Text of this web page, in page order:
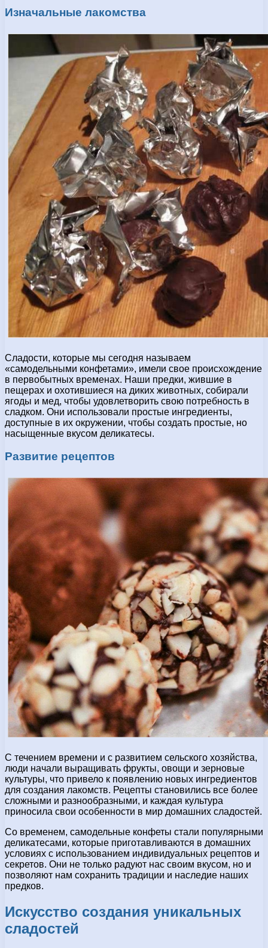
Изначальные лакомства
Сладости, которые мы сегодня называем
«самодельными конфетами», имели свое происхождение
в первобытных временах. Наши предки, жившие в
пещерах и охотившиеся на диких животных, собирали
ягоды и мед, чтобы удовлетворить свою потребность в
сладком. Они использовали простые ингредиенты,
доступные в их окружении, чтобы создать простые, но
насыщенные вкусом деликатесы.
Развитие рецептов
С течением времени и с развитием сельского хозяйства,
люди начали выращивать фрукты, овощи и зерновые
культуры, что привело к появлению новых ингредиентов
для создания лакомств. Рецепты становились все более
сложными и разнообразными, и каждая культура
приносила свои особенности в мир домашних сладостей.
Со временем, самодельные конфеты стали популярными
деликатесами, которые приготавливаются в домашних
условиях с использованием индивидуальных рецептов и
секретов. Они не только радуют нас своим вкусом, но и
позволяют нам сохранить традиции и наследие наших
предков.
Искусство создания уникальных
сладостей